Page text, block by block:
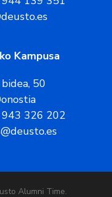
Kampusa
50
326 202
Alumni Time.